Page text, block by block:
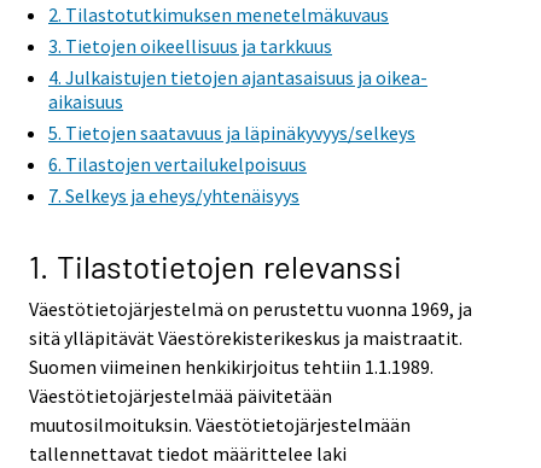
2. Tilastotutkimuksen menetelmäkuvaus
3. Tietojen oikeellisuus ja tarkkuus
4. Julkaistujen tietojen ajantasaisuus ja oikea-
aikaisuus
5. Tietojen saatavuus ja läpinäkyvyys/selkeys
6. Tilastojen vertailukelpoisuus
7. Selkeys ja eheys/yhtenäisyys
1. Tilastotietojen relevanssi
Väestötietojärjestelmä on perustettu vuonna 1969, ja
sitä ylläpitävät Väestörekisterikeskus ja maistraatit.
Suomen viimeinen henkikirjoitus tehtiin 1.1.1989.
Väestötietojärjestelmää päivitetään
muutosilmoituksin. Väestötietojärjestelmään
tallennettavat tiedot määrittelee laki